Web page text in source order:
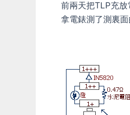
前兩天把TLP充放
拿電錶測了測裏